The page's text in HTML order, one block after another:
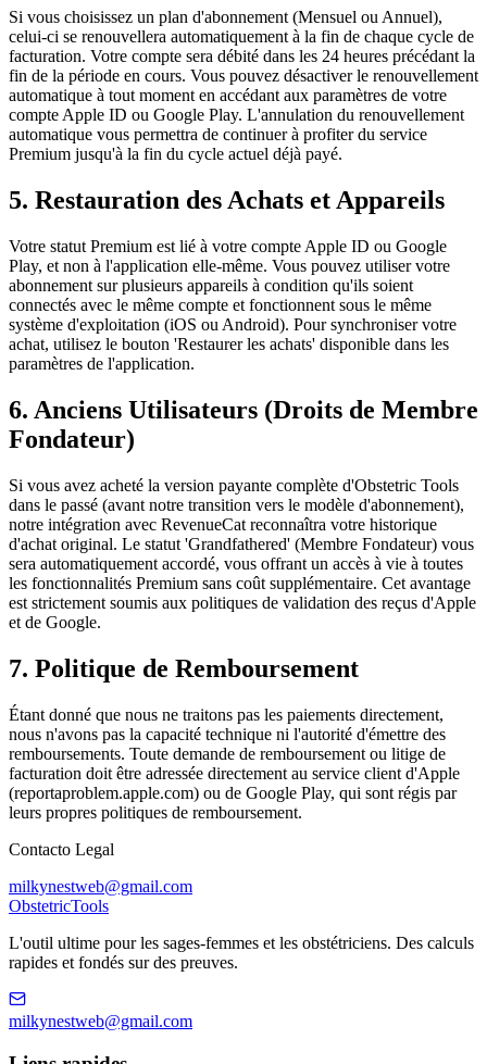
Si vous choisissez un plan d'abonnement (Mensuel ou Annuel),
celui-ci se renouvellera automatiquement à la fin de chaque cycle de
facturation. Votre compte sera débité dans les 24 heures précédant la
fin de la période en cours. Vous pouvez désactiver le renouvellement
automatique à tout moment en accédant aux paramètres de votre
compte Apple ID ou Google Play. L'annulation du renouvellement
automatique vous permettra de continuer à profiter du service
Premium jusqu'à la fin du cycle actuel déjà payé.
5. Restauration des Achats et Appareils
Votre statut Premium est lié à votre compte Apple ID ou Google
Play, et non à l'application elle-même. Vous pouvez utiliser votre
abonnement sur plusieurs appareils à condition qu'ils soient
connectés avec le même compte et fonctionnent sous le même
système d'exploitation (iOS ou Android). Pour synchroniser votre
achat, utilisez le bouton 'Restaurer les achats' disponible dans les
paramètres de l'application.
6. Anciens Utilisateurs (Droits de Membre
Fondateur)
Si vous avez acheté la version payante complète d'Obstetric Tools
dans le passé (avant notre transition vers le modèle d'abonnement),
notre intégration avec RevenueCat reconnaîtra votre historique
d'achat original. Le statut 'Grandfathered' (Membre Fondateur) vous
sera automatiquement accordé, vous offrant un accès à vie à toutes
les fonctionnalités Premium sans coût supplémentaire. Cet avantage
est strictement soumis aux politiques de validation des reçus d'Apple
et de Google.
7. Politique de Remboursement
Étant donné que nous ne traitons pas les paiements directement,
nous n'avons pas la capacité technique ni l'autorité d'émettre des
remboursements. Toute demande de remboursement ou litige de
facturation doit être adressée directement au service client d'Apple
(reportaproblem.apple.com) ou de Google Play, qui sont régis par
leurs propres politiques de remboursement.
Contacto Legal
milkynestweb@gmail.com
ObstetricTools
L'outil ultime pour les sages-femmes et les obstétriciens. Des calculs
rapides et fondés sur des preuves.
milkynestweb@gmail.com